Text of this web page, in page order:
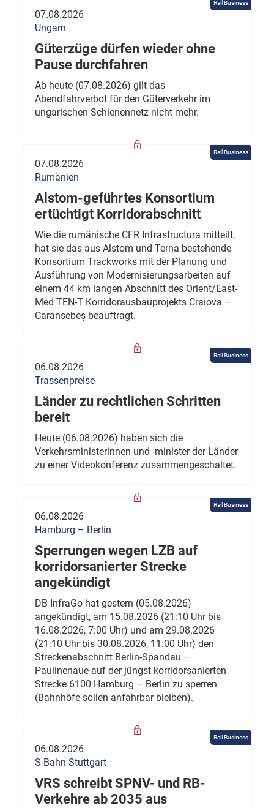
Rail Business
07.08.2026
Ungarn
Güterzüge dürfen wieder ohne
Pause durchfahren
Ab heute (07.08.2026) gilt das
Abendfahrverbot für den Güterverkehr im
ungarischen Schienennetz nicht mehr.
Rail Business
07.08.2026
Rumänien
Alstom-geführtes Konsortium
ertüchtigt Korridorabschnitt
Wie die rumänische CFR Infrastructura mitteilt,
hat sie das aus Alstom und Terna bestehende
Konsortium Trackworks mit der Planung und
Ausführung von Modernisierungsarbeiten auf
einem 44 km langen Abschnitt des Orient/East-
Med TEN-T Korridorausbauprojekts Craiova –
Caransebeș beauftragt.
Rail Business
06.08.2026
Trassenpreise
Länder zu rechtlichen Schritten
bereit
Heute (06.08.2026) haben sich die
Verkehrsministerinnen und -minister der Länder
zu einer Videokonferenz zusammengeschaltet.
Rail Business
06.08.2026
Hamburg – Berlin
Sperrungen wegen LZB auf
korridorsanierter Strecke
angekündigt
DB InfraGo hat gestern (05.08.2026)
angekündigt, am 15.08.2026 (21:10 Uhr bis
16.08.2026, 7:00 Uhr) und am 29.08.2026
(21:10 Uhr bis 30.08.2026, 11:00 Uhr) den
Streckenabschnitt Berlin-Spandau –
Paulinenaue auf der jüngst korridorsanierten
Strecke 6100 Hamburg – Berlin zu sperren
(Bahnhöfe sollen anfahrbar bleiben).
Rail Business
06.08.2026
S-Bahn Stuttgart
VRS schreibt SPNV- und RB-
Verkehre ab 2035 aus